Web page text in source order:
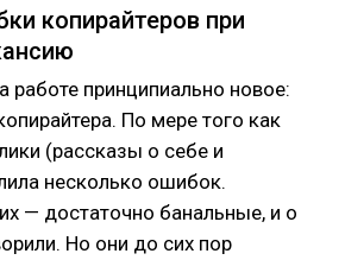
копирайтеров при
работе принципиально новое:
По мере того как
(рассказы о себе и
несколько ошибок.
— достаточно банальные, и о
Но они до сих пор